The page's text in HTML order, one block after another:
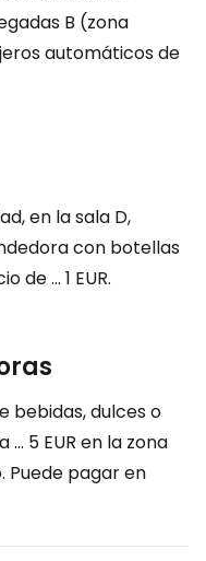
B (zona
automáticos de
en la sala D,
con botellas
de ... 1 EUR.
bebidas, dulces o
... 5 EUR en la zona
Puede pagar en